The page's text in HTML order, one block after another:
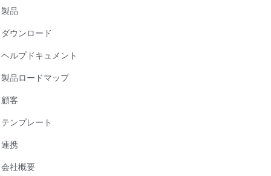
製品
ダウンロード
ヘルプドキュメント
製品ロードマップ
顧客
テンプレート
連携
会社概要